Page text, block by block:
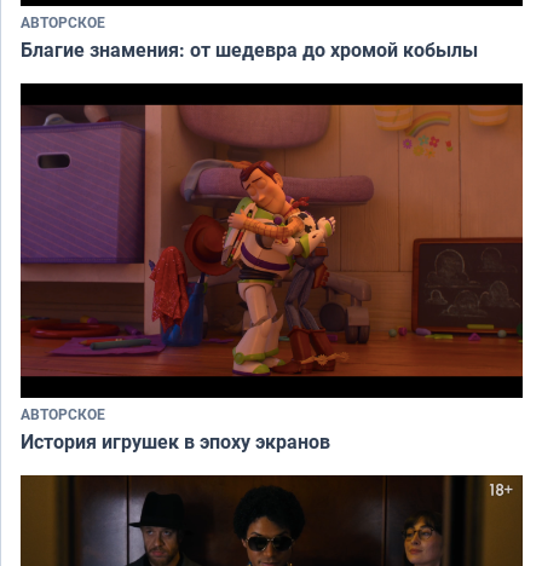
АВТОРСКОЕ
Благие знамения: от шедевра до хромой кобылы
АВТОРСКОЕ
История игрушек в эпоху экранов